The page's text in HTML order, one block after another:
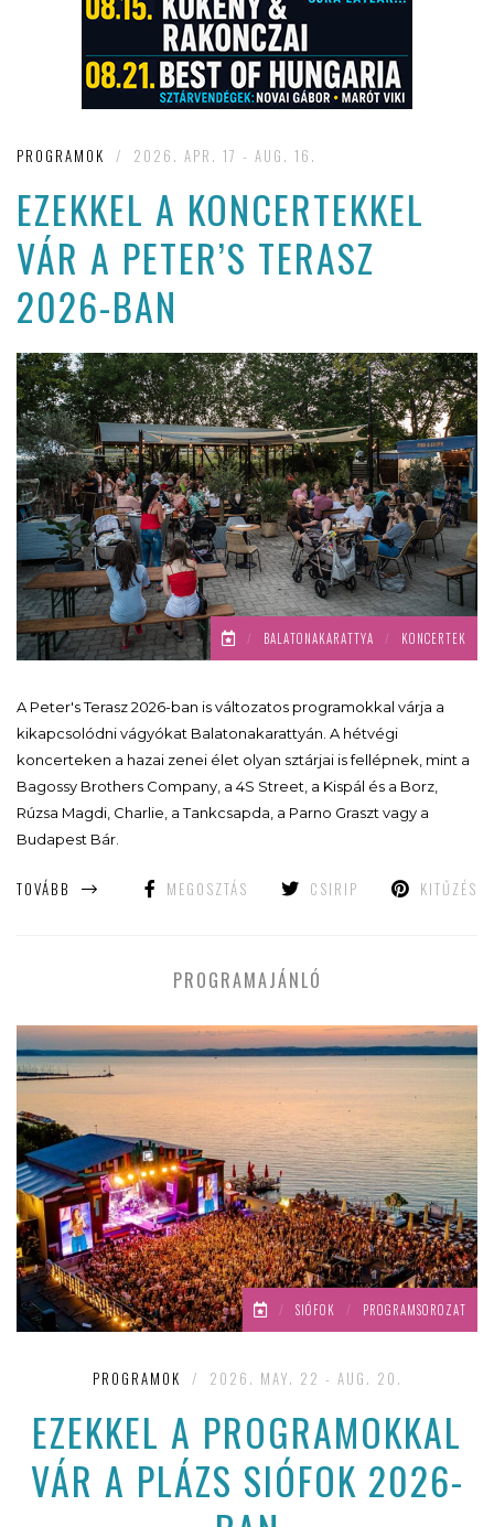
PROGRAMOK / 2026. APR. 17 - AUG. 16.
EZEKKEL A KONCERTEKKEL
VÁR A PETER’S TERASZ
2026-BAN
/ BALATONAKARATTYA / KONCERTEK
A Peter's Terasz 2026-ban is változatos programokkal várja a
kikapcsolódni vágyókat Balatonakarattyán. A hétvégi
koncerteken a hazai zenei élet olyan sztárjai is fellépnek, mint a
Bagossy Brothers Company, a 4S Street, a Kispál és a Borz,
Rúzsa Magdi, Charlie, a Tankcsapda, a Parno Graszt vagy a
Budapest Bár.
TOVÁBB KITŰZÉS
CSIRIP
MEGOSZTÁS
PROGRAMAJÁNLÓ
/ SIÓFOK / PROGRAMSOROZAT
PROGRAMOK / 2026. MAY. 22 - AUG. 20.
EZEKKEL A PROGRAMOKKAL
VÁR A PLÁZS SIÓFOK 2026-